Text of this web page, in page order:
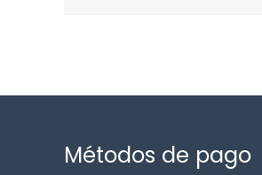
Métodos de pago